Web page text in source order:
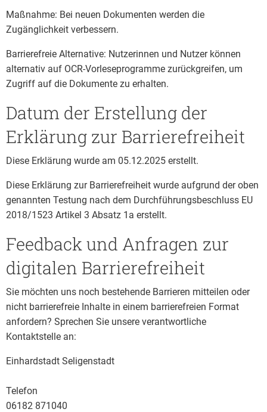
Maßnahme: Bei neuen Dokumenten werden die
Zugänglichkeit verbessern.
Barrierefreie Alternative: Nutzerinnen und Nutzer können
alternativ auf OCR-Vorleseprogramme zurückgreifen, um
Zugriff auf die Dokumente zu erhalten.
Datum der Erstellung der
Erklärung zur Barrierefreiheit
Diese Erklärung wurde am 05.12.2025 erstellt.
Diese Erklärung zur Barrierefreiheit wurde aufgrund der oben
genannten Testung nach dem Durchführungsbeschluss EU
2018/1523 Artikel 3 Absatz 1a erstellt.
Feedback und Anfragen zur
digitalen Barrierefreiheit
Sie möchten uns noch bestehende Barrieren mitteilen oder
nicht barrierefreie Inhalte in einem barrierefreien Format
anfordern? Sprechen Sie unsere verantwortliche
Kontaktstelle an:
Einhardstadt Seligenstadt
Telefon
06182 871040